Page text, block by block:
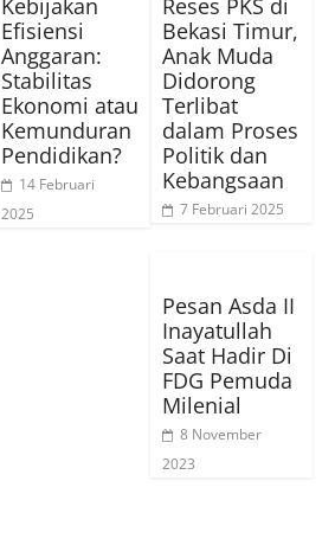
Kebijakan
Efisiensi
Anggaran:
Stabilitas
Ekonomi atau
Kemunduran
Pendidikan?
14 Februari
2025
Reses PKS di
Bekasi Timur,
Anak Muda
Didorong
Terlibat
dalam Proses
Politik dan
Kebangsaan
7 Februari 2025
Pesan Asda II
Inayatullah
Saat Hadir Di
FDG Pemuda
Milenial
8 November
2023